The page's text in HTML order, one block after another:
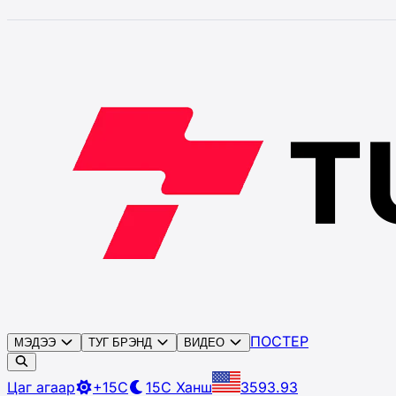
МЭДЭЭ ТУГ БРЭНД ВИДЕО ПОСТЕР
Цаг агаар +15C 15C Ханш 3593.93